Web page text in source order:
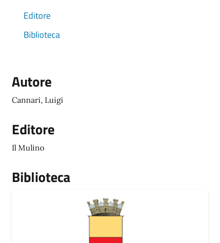
Editore
Biblioteca
Autore
Cannari, Luigi
Editore
Il Mulino
Biblioteca